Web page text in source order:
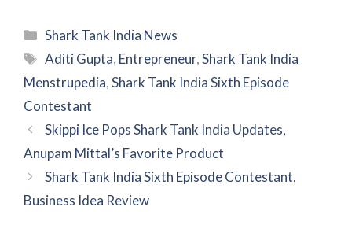
Categories
Shark Tank India News
Tags
Aditi Gupta, Entrepreneur,Shark Tank India
Menstrupedia,Shark Tank India Sixth Episode
Contestant
Skippi Ice Pops Shark Tank India Updates,
Anupam Mittal’s Favorite Product
Shark Tank India Sixth Episode Contestant,
Business Idea Review